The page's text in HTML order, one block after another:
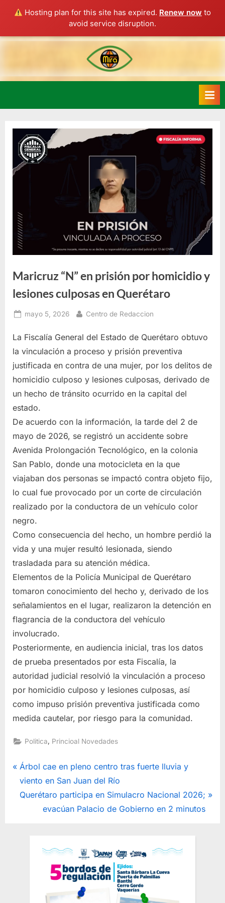
Hosting plan for this site has expired. Renew now to
avoid service disruption.
Skip
content
Maricruz “N” en prisión por homicidio y
lesiones culposas en Querétaro
Posted
mayo 5, 2026 By
Centro de Redaccion
La Fiscalía General del Estado de Querétaro obtuvo
la vinculación a proceso y prisión preventiva
justificada en contra de una mujer, por los delitos de
homicidio culposo y lesiones culposas, derivado de
un hecho de tránsito ocurrido en la capital del
estado.
De acuerdo con la información, la tarde del 2 de
mayo de 2026, se registró un accidente sobre
Avenida Prolongación Tecnológico, en la colonia
San Pablo, donde una motocicleta en la que
viajaban dos personas se impactó contra objeto fijo,
lo cual fue provocado por un corte de circulación
realizado por la conductora de un vehículo color
negro.
Como consecuencia del hecho, un hombre perdió la
vida y una mujer resultó lesionada, siendo
trasladada para su atención médica.
Elementos de la Policía Municipal de Querétaro
tomaron conocimiento del hecho y, derivado de los
señalamientos en el lugar, realizaron la detención en
flagrancia de la conductora del vehículo
involucrado.
Posteriormente, en audiencia inicial, tras los datos
de prueba presentados por esta Fiscalía, la
autoridad judicial resolvió la vinculación a proceso
por homicidio culposo y lesiones culposas, así
como impuso prisión preventiva justificada como
medida cautelar, por riesgo para la comunidad.
Politica, Princioal Novedades
Navegación
de
entradas
P
r
e
Árbol cae en pleno centro tras fuerte lluvia y
viento en San Juan del Río
N
Querétaro participa en Simulacro Nacional 2026;
evacúan Palacio de Gobierno en 2 minutos